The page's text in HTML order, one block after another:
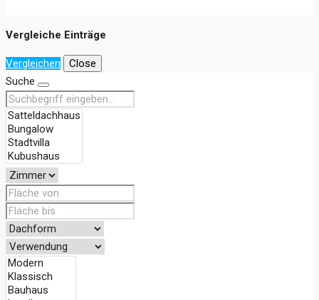
Vergleiche Einträge
Vergleichen
Close
Suche